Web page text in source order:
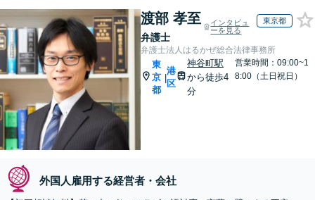
渡部 孝至
弁護士
インタビュ
ーを見る
東京都
弁護士法人はるかぜ総合法律事務所
東
京
都
|
港
区
神谷町駅
から徒歩4
分
営業時間：09:00~1
8:00（土日祝日）
外国人雇用する経営者・会社